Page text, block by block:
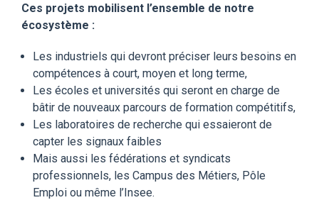
Ces projets mobilisent l’ensemble de notre
écosystème :
Les industriels qui devront préciser leurs besoins en
compétences à court, moyen et long terme,
Les écoles et universités qui seront en charge de
bâtir de nouveaux parcours de formation compétitifs,
Les laboratoires de recherche qui essaieront de
capter les signaux faibles
Mais aussi les fédérations et syndicats
professionnels, les Campus des Métiers, Pôle
Emploi ou même l’Insee.